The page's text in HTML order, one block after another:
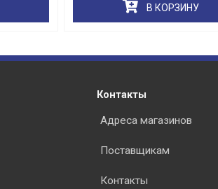
В КОРЗИНУ
Контакты
Адреса магазинов
Поставщикам
Контакты